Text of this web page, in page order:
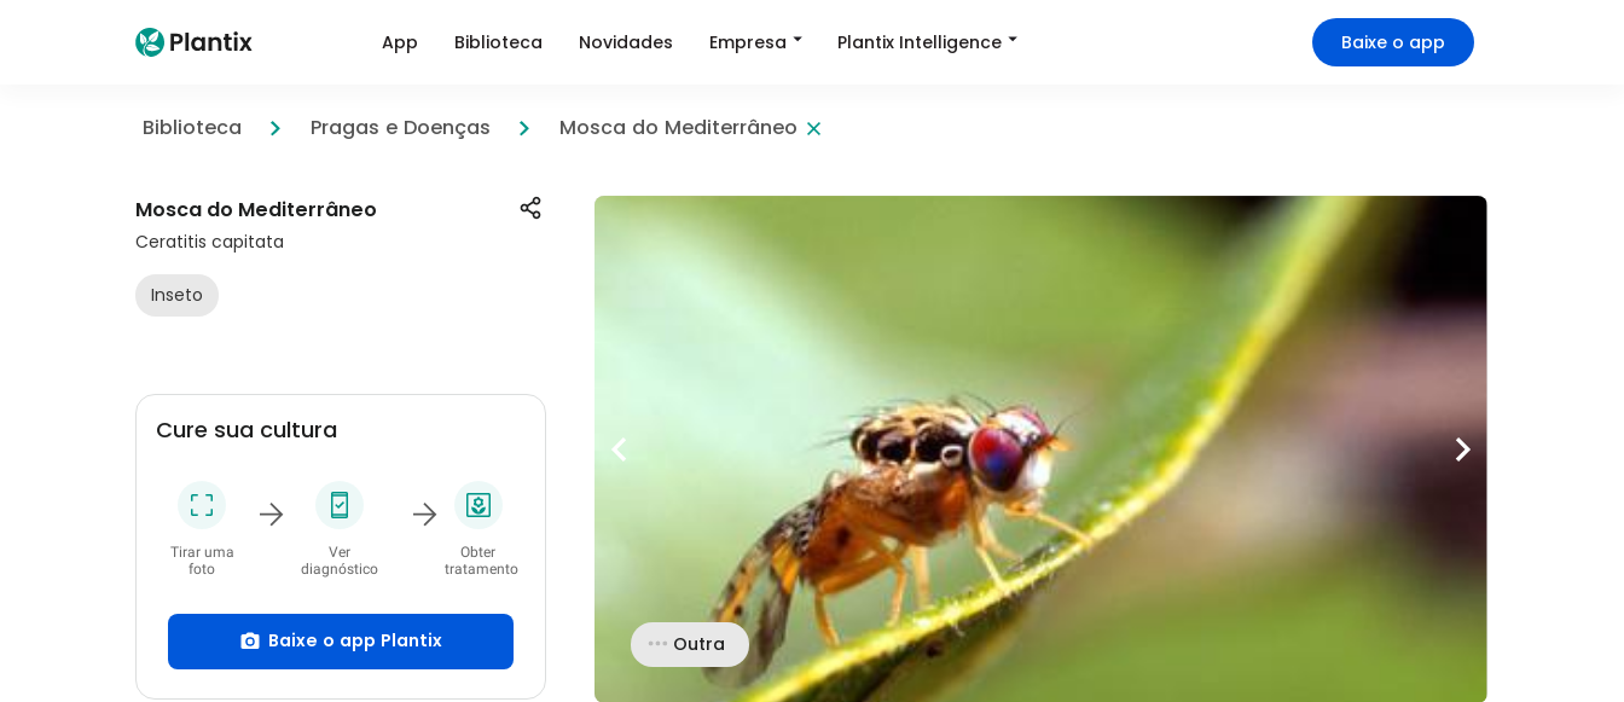
App Biblioteca Novidades Empresa Plantix Intelligence Baixe o app
Biblioteca Pragas e Doenças Mosca do Mediterrâneo
Mosca do Mediterrâneo
Ceratitis capitata
Inseto
Cure sua cultura
Tirar uma
foto
Ver
diagnóstico
Obter
tratamento
Baixe o app Plantix Outra